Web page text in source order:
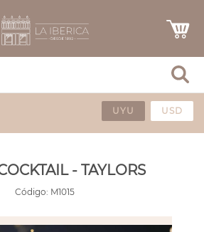
UYU USD
- TAYLORS
Código: M1015